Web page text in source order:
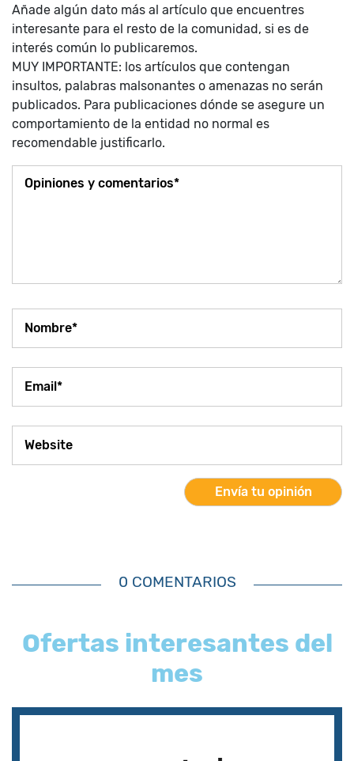
Añade algún dato más al artículo que encuentres
interesante para el resto de la comunidad, si es de
interés común lo publicaremos.
MUY IMPORTANTE: los artículos que contengan
insultos, palabras malsonantes o amenazas no serán
publicados. Para publicaciones dónde se asegure un
comportamiento de la entidad no normal es
recomendable justificarlo.
0 COMENTARIOS
Ofertas interesantes del
mes